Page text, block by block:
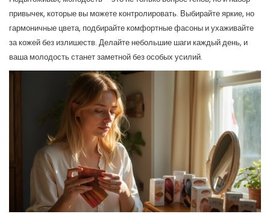
привычек, которые вы можете контролировать. Выбирайте яркие, но
гармоничные цвета, подбирайте комфортные фасоны и ухаживайте
за кожей без излишеств. Делайте небольшие шаги каждый день, и
ваша молодость станет заметной без особых усилий.